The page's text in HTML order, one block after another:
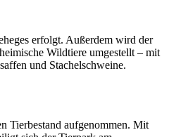
erfolgt. Außerdem wird der
Wildtiere umgestellt – mit
und Stachelschweine.
Tierbestand aufgenommen. Mit